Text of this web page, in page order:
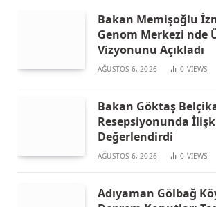
Bakan Memişoğlu
Genom Merkezi nde
Vizyonunu Açıkladı
AĞUSTOS 6, 2026 0 VIEWS
Bakan Göktaş
Resepsiyonunda
Değerlendirdi
AĞUSTOS 6, 2026 0 VIEWS
Adıyaman Gölbağ